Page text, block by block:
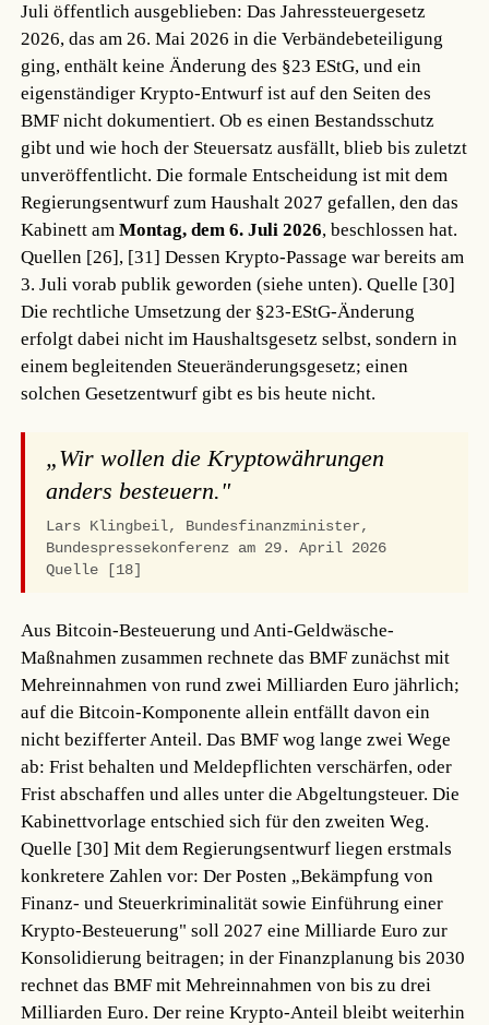
Juli öffentlich ausgeblieben: Das Jahressteuergesetz
2026, das am 26. Mai 2026 in die Verbändebeteiligung
ging, enthält keine Änderung des §23 EStG, und ein
eigenständiger Krypto-Entwurf ist auf den Seiten des
BMF nicht dokumentiert. Ob es einen Bestandsschutz
gibt und wie hoch der Steuersatz ausfällt, blieb bis zuletzt
unveröffentlicht. Die formale Entscheidung ist mit dem
Regierungsentwurf zum Haushalt 2027 gefallen, den das
Kabinett amMontag, dem 6. Juli 2026, beschlossen hat.
Quellen [26], [31] Dessen Krypto-Passage war bereits am
3. Juli vorab publik geworden (siehe unten).Quelle [30]
Die rechtliche Umsetzung der §23-EStG-Änderung
erfolgt dabei nicht im Haushaltsgesetz selbst, sondern in
einem begleitenden Steueränderungsgesetz; einen
solchen Gesetzentwurf gibt es bis heute nicht.
„Wir wollen die Kryptowährungen
anders besteuern."
Lars Klingbeil, Bundesfinanzminister,
Bundespressekonferenz am 29. April 2026
Quelle [18]
Aus Bitcoin-Besteuerung und Anti-Geldwäsche-
Maßnahmen zusammen rechnete das BMF zunächst mit
Mehreinnahmen von rund zwei Milliarden Euro jährlich;
auf die Bitcoin-Komponente allein entfällt davon ein
nicht bezifferter Anteil. Das BMF wog lange zwei Wege
ab: Frist behalten und Meldepflichten verschärfen, oder
Frist abschaffen und alles unter die Abgeltungsteuer. Die
Kabinettvorlage entschied sich für den zweiten Weg.
Quelle [30] Mit dem Regierungsentwurf liegen erstmals
konkretere Zahlen vor: Der Posten „Bekämpfung von
Finanz- und Steuerkriminalität sowie Einführung einer
Krypto-Besteuerung" soll 2027 eine Milliarde Euro zur
Konsolidierung beitragen; in der Finanzplanung bis 2030
rechnet das BMF mit Mehreinnahmen von bis zu drei
Milliarden Euro. Der reine Krypto-Anteil bleibt weiterhin